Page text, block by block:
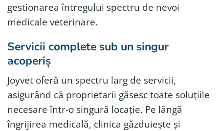
gestionarea întregului spectru de nevoi
medicale veterinare.
Servicii complete sub un singur
acoperiș
Joyvet oferă un spectru larg de servicii,
asigurând că proprietarii găsesc toate soluțiile
necesare într-o singură locație. Pe lângă
îngrijirea medicală, clinica găzduiește și